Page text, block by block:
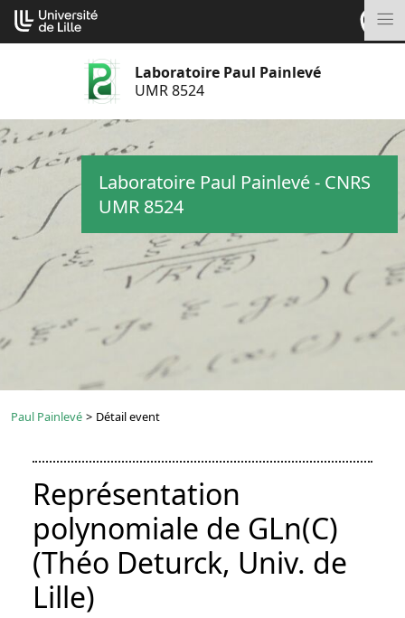
Aller
au
contenu
Laboratoire Paul Painlevé
UMR 8524
Laboratoire Paul Painlevé - CNRS
UMR 8524
Paul Painlevé > Détail event
Représentation
polynomiale de GLn(C)
(Théo Deturck, Univ. de
Lille)
Cookies management panel